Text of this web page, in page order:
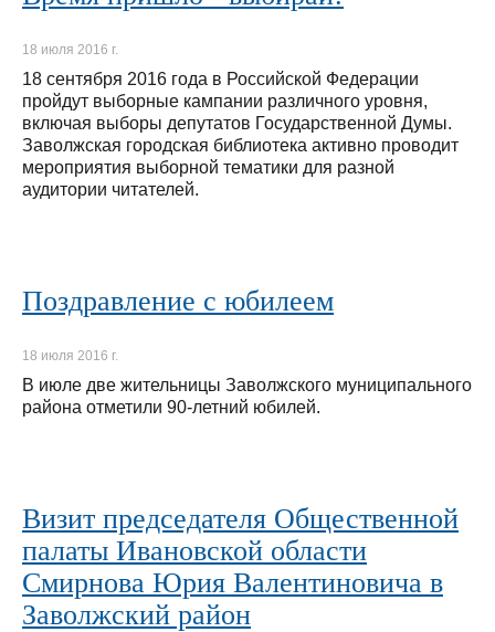
18 июля 2016 г.
18 сентября 2016 года в Российской Федерации
пройдут выборные кампании различного уровня,
включая выборы депутатов Государственной Думы.
Заволжская городская библиотека активно проводит
мероприятия выборной тематики для разной
аудитории читателей.
Поздравление с юбилеем
18 июля 2016 г.
В июле две жительницы Заволжского муниципального
района отметили 90-летний юбилей.
Визит председателя Общественной
палаты Ивановской области
Смирнова Юрия Валентиновича в
Заволжский район